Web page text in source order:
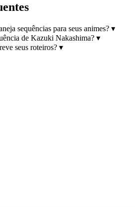
sequências para seus animes? ▾
de Kazuki Nakashima? ▾
seus roteiros? ▾